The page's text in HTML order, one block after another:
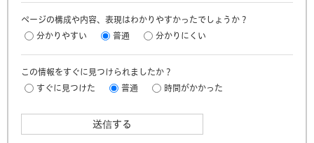
ページの構成や内容、表現はわかりやすかったでしょうか？
分かりやすい
普通 分かりにくい
この情報をすぐに見つけられましたか？
すぐに見つけた
普通 時間がかかった